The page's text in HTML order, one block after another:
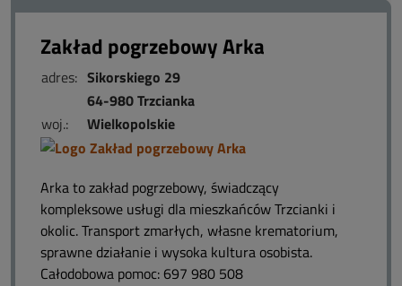
Zakład pogrzebowy Arka
adres: Sikorskiego 29
64-980 Trzcianka
woj.:
Wielkopolskie
Arka to zakład pogrzebowy, świadczący
kompleksowe usługi dla mieszkańców Trzcianki i
okolic. Transport zmarłych, własne krematorium,
sprawne działanie i wysoka kultura osobista.
Całodobowa pomoc: 697 980 508